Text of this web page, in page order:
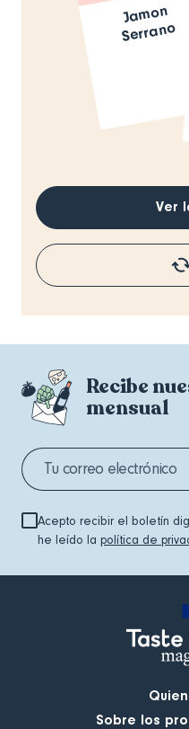
Ja
mon
Serrano
Ver
Recibe
mensual
Acepto recibir el boletín
he leído la política de
Sobre los